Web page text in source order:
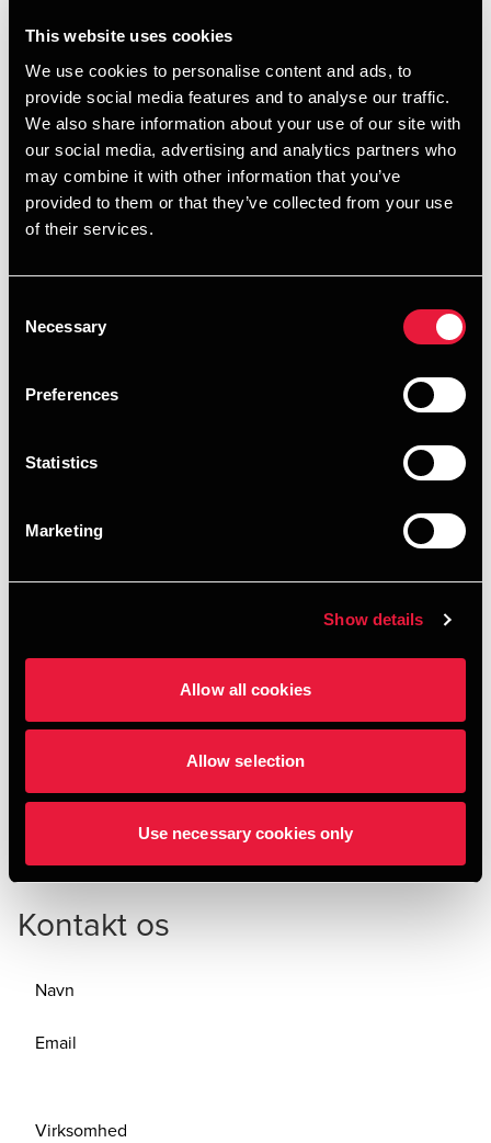
This website uses cookies
We use cookies to personalise content and ads, to
provide social media features and to analyse our traffic.
We also share information about your use of our site with
our social media, advertising and analytics partners who
may combine it with other information that you’ve
provided to them or that they’ve collected from your use
of their services.
Selection
Necessary
Preferences
Statistics
Marketing
Show details
Allow all cookies
Allow selection
Use necessary cookies only
Involvere virksomheder, civilsamfundsaktører og
udsatte borgere i arbejdet med at udvikle og sætte
gode rammer for indholdet i og samarbejdet om
partnerskaber.
Designe løsninger, der sikrer en lokal meningsfuld
partnerskabsmodel for jer, hvor BDO kan være den
Søge midler fra fonde til at understøtte udviklingen
virksomheder.
og ledere med henblik på at skabe fælles
samskabende processer og værktøjer til at
udsatte borgere.
sociale, organisatoriske og økonomiske effekter af
partnerskabets indsatser. Derudover justeringer,
videreudvikling og skalering af partnerskaberne.
Kontakt os
Navn
Email
Virksomhed